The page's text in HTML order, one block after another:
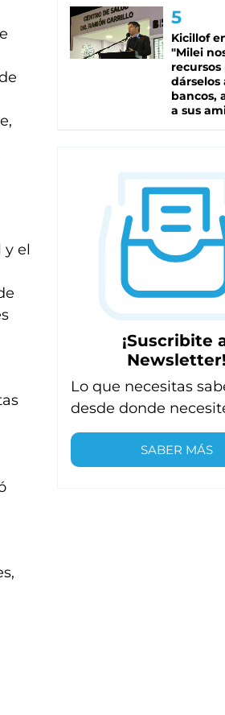
y el
Kicillof
"Milei
recursos
dárselos
bancos,
a sus
¡Suscribite
Newsletter!
Lo que necesitas
desde donde
SABER MÁS